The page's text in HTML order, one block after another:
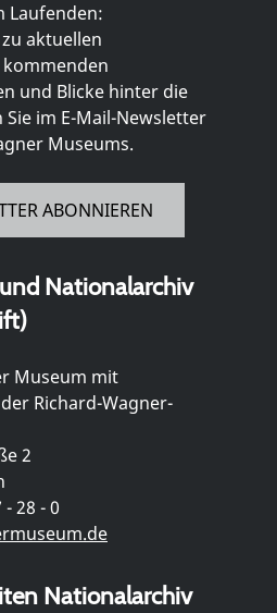
Laufenden:
aktuellen
und Blicke hinter die
Sie im E-Mail-Newsletter
Museums.
ABONNIEREN
Nationalarchiv
Museum mit
Richard-Wagner-
2
- 28 - 0
Nationalarchiv